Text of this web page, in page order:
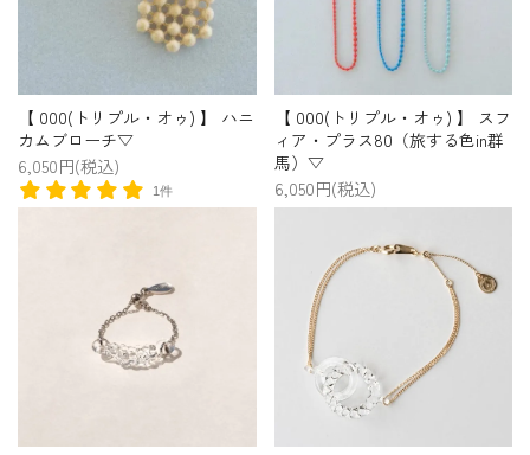
【 000(トリプル・オゥ) 】 ハニ
カムブローチ▽
6,050円(税込)
1件
【 000(トリプル・オゥ) 】 スフ
ィア・プラス80（旅する色in群
馬）▽
6,050円(税込)